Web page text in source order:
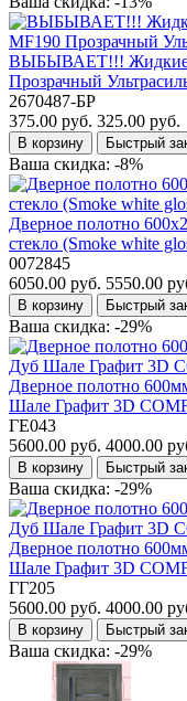
ВЫБЫВАЕТ!!! Жидкие
Прозрачный
2670487-БР
375.00 руб. 325.00 руб.
В корзину Быстрый
Ваша скидка: -8%
Дверное полотно
стекло (Smoke white
0072845
6050.00 руб. 5550.00
В корзину Быстрый
Ваша скидка: -29%
Дверное полотно
Шале Графит 3D
ГЕ043
5600.00 руб. 4000.00
В корзину Быстрый
Ваша скидка: -29%
Дверное полотно
Шале Графит 3D
ГГ205
5600.00 руб. 4000.00
В корзину Быстрый
Ваша скидка: -29%